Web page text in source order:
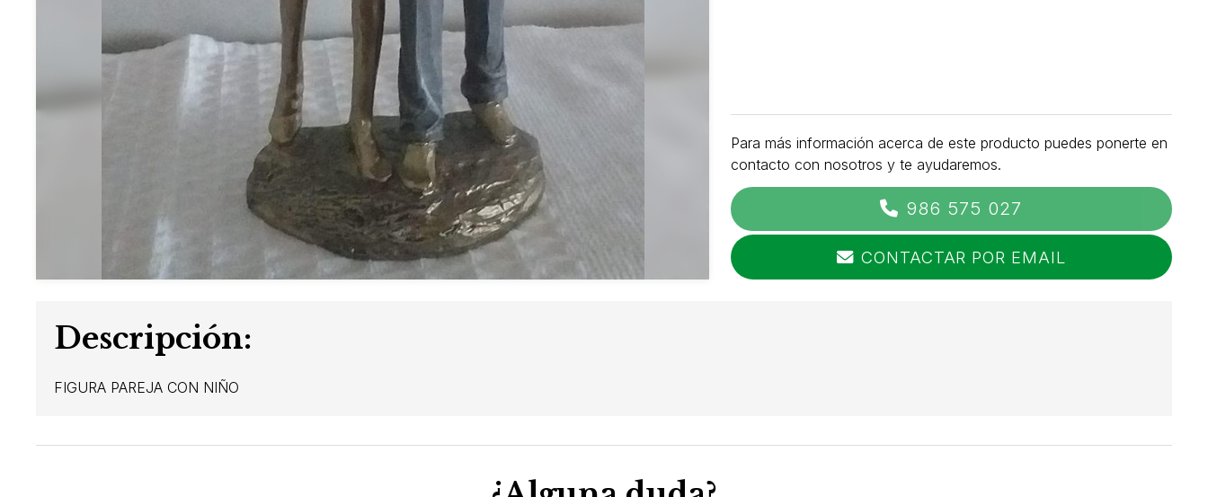
Para más información acerca de este producto puedes ponerte en
contacto con nosotros y te ayudaremos.
986 575 027
CONTACTAR POR EMAIL
Descripción:
FIGURA PAREJA CON NIÑO